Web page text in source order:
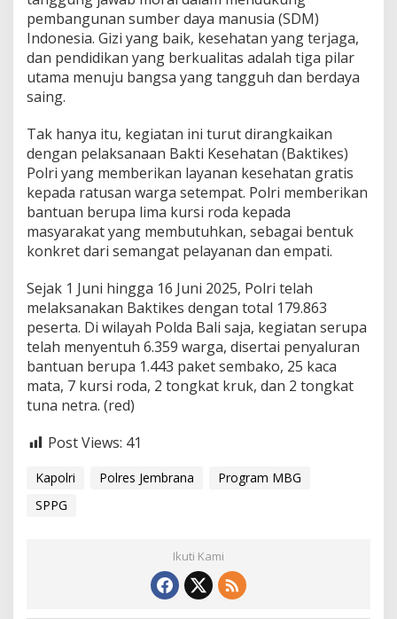
pembangunan sumber daya manusia (SDM)
Indonesia. Gizi yang baik, kesehatan yang terjaga,
dan pendidikan yang berkualitas adalah tiga pilar
utama menuju bangsa yang tangguh dan berdaya
saing.
Tak hanya itu, kegiatan ini turut dirangkaikan
dengan pelaksanaan Bakti Kesehatan (Baktikes)
Polri yang memberikan layanan kesehatan gratis
kepada ratusan warga setempat. Polri memberikan
bantuan berupa lima kursi roda kepada
masyarakat yang membutuhkan, sebagai bentuk
konkret dari semangat pelayanan dan empati.
Sejak 1 Juni hingga 16 Juni 2025, Polri telah
melaksanakan Baktikes dengan total 179.863
peserta. Di wilayah Polda Bali saja, kegiatan serupa
telah menyentuh 6.359 warga, disertai penyaluran
bantuan berupa 1.443 paket sembako, 25 kaca
mata, 7 kursi roda, 2 tongkat kruk, dan 2 tongkat
tuna netra. (red)
Post Views: 41
Kapolri Polres Jembrana
Program MBG
SPPG
Ikuti Kami